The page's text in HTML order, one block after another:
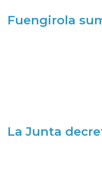
Fuengirola
La Junta